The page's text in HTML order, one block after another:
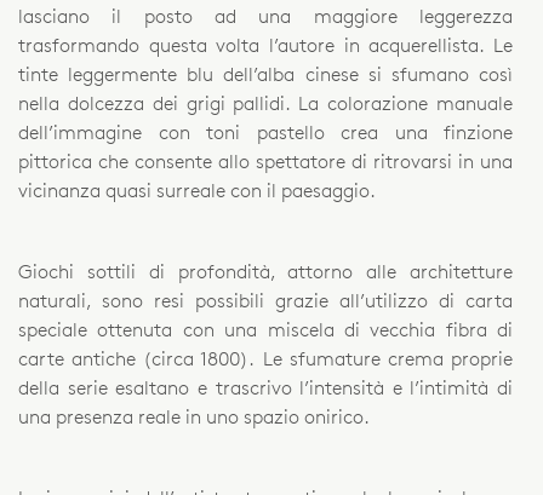
lasciano il posto ad una maggiore leggerezza
trasformando questa volta l’autore in acquerellista. Le
tinte leggermente blu dell’alba cinese si sfumano così
nella dolcezza dei grigi pallidi. La colorazione manuale
dell’immagine con toni pastello crea una finzione
pittorica che consente allo spettatore di ritrovarsi in una
vicinanza quasi surreale con il paesaggio.
Giochi sottili di profondità, attorno alle architetture
naturali, sono resi possibili grazie all’utilizzo di carta
speciale ottenuta con una miscela di vecchia fibra di
carte antiche (circa 1800). Le sfumature crema proprie
della serie esaltano e trascrivo l’intensità e l’intimità di
una presenza reale in uno spazio onirico.